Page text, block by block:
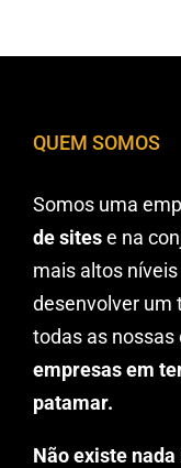
QUEM SOMOS
Somos uma
de sitese na
mais altos níveis
desenvolver um
todas as nossas
empresas em
patamar.
Não existe